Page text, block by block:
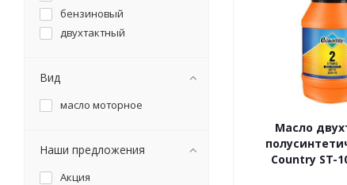
Масло
Country ST-
бензиновый
двухтактный
Вид
масло моторное
Наши предложения
Акция